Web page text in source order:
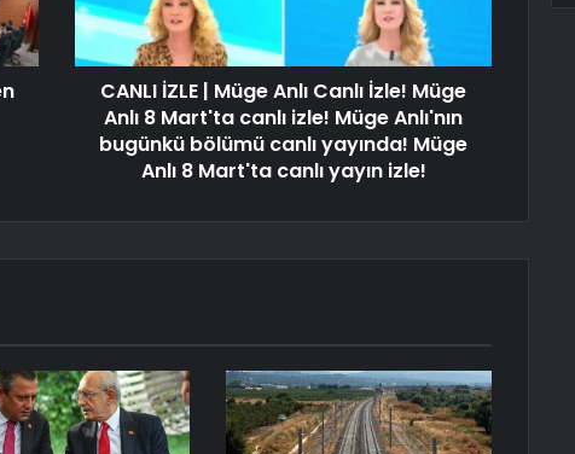
CANLI İZLE | Müge Anlı Canlı İzle! Müge
Anlı 8 Mart'ta canlı izle! Müge Anlı'nın
bugünkü bölümü canlı yayında! Müge
Anlı 8 Mart'ta canlı yayın izle!